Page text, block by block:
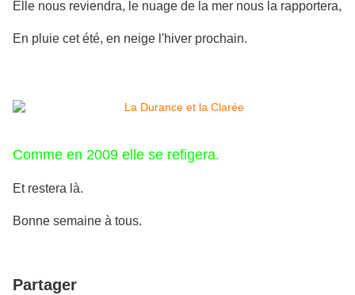
Elle nous reviendra, le nuage de la mer nous la rapportera,
En pluie cet été, en neige l'hiver prochain.
Comme en 2009 elle se refigera.
Et restera là.
Bonne semaine à tous.
Partager